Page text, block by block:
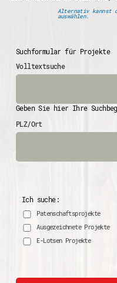
Alternativ kannst
auswählen.
Suchformular für Projekte
Volltextsuche
Geben Sie hier Ihre
PLZ/Ort
Ich suche:
Patenschaftsprojekte
Ausgezeichnete Projekte
E-Lotsen Projekte